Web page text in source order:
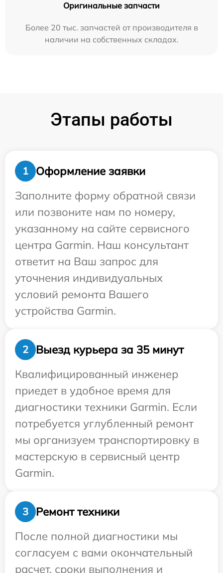
Оригинальные запчасти
Более 20 тыс. запчастей от производителя в
наличии на собственных складах.
Этапы работы
1
Оформление заявки
Заполните форму обратной связи
или позвоните нам по номеру,
указанному на сайте сервисного
центра Garmin. Наш консультант
ответит на Ваш запрос для
уточнения индивидуальных
условий ремонта Вашего
устройства Garmin.
2
Выезд курьера за 35 минут
Квалифицированный инженер
приедет в удобное время для
диагностики техники Garmin. Если
потребуется углубленный ремонт
мы организуем транспортировку в
мастерскую в сервисный центр
Garmin.
3
Ремонт техники
После полной диагностики мы
согласуем с вами окончательный
расчет, сроки выполнения и